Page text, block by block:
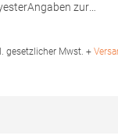
zur
printwear.eu
199 44139
gesetzlicher Mwst. +